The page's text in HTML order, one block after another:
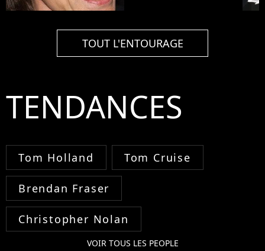
TOUT L'ENTOURAGE
TENDANCES
Tom Holland Tom Cruise
Brendan Fraser
Christopher Nolan
VOIR TOUS LES PEOPLE